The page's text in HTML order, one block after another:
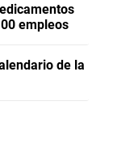
empleos
de la